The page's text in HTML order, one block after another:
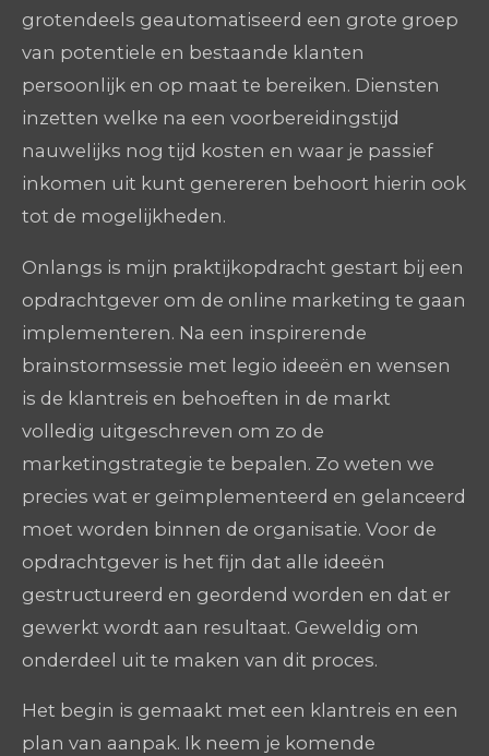
grotendeels geautomatiseerd een grote groep
van potentiele en bestaande klanten
persoonlijk en op maat te bereiken. Diensten
inzetten welke na een voorbereidingstijd
nauwelijks nog tijd kosten en waar je passief
inkomen uit kunt genereren behoort hierin ook
tot de mogelijkheden.
Onlangs is mijn praktijkopdracht gestart bij een
opdrachtgever om de online marketing te gaan
implementeren. Na een inspirerende
brainstormsessie met legio ideeën en wensen
is de klantreis en behoeften in de markt
volledig uitgeschreven om zo de
marketingstrategie te bepalen. Zo weten we
precies wat er geïmplementeerd en gelanceerd
moet worden binnen de organisatie. Voor de
opdrachtgever is het fijn dat alle ideeën
gestructureerd en geordend worden en dat er
gewerkt wordt aan resultaat. Geweldig om
onderdeel uit te maken van dit proces.
Het begin is gemaakt met een klantreis en een
plan van aanpak. Ik neem je komende